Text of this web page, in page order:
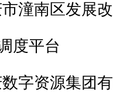
潼南区发展
度平台
资源集团有